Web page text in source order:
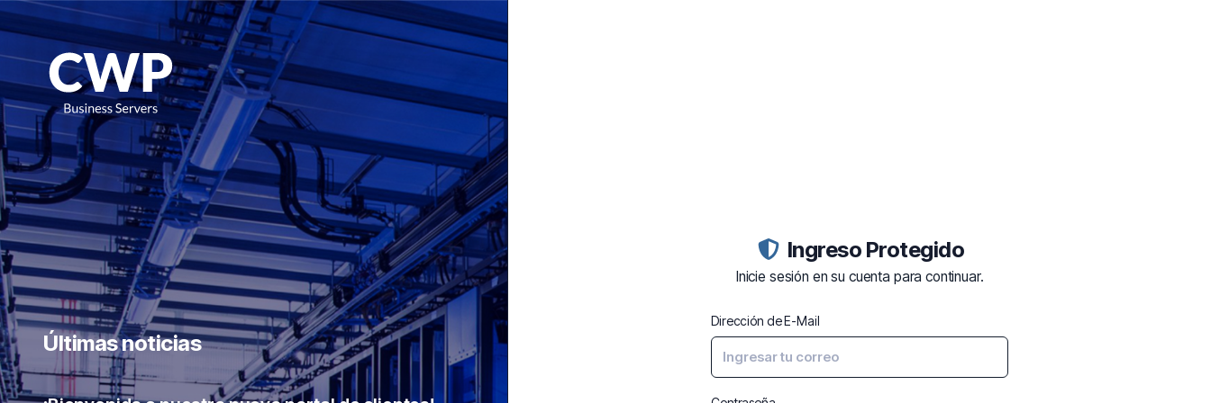
Últimas noticias
Ingreso Protegido️
Inicie sesión en su cuenta para continuar.
Dirección de E-Mail